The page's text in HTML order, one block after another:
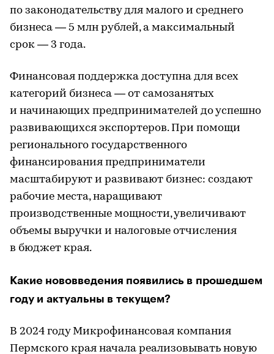
по законодательству для малого и среднего
бизнеса — 5 млн рублей, а максимальный
срок — 3 года.
Финансовая поддержка доступна для всех
категорий бизнеса — от самозанятых
и начинающих предпринимателей до успешно
развивающихся экспортеров. При помощи
регионального государственного
финансирования предприниматели
масштабируют и развивают бизнес: создают
рабочие места, наращивают
производственные мощности, увеличивают
объемы выручки и налоговые отчисления
в бюджет края.
Какие нововведения появились в прошедшем
году и актуальны в текущем?
В 2024 году Микрофинансовая компания
Пермского края начала реализовывать новую